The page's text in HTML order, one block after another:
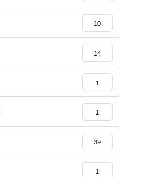
10
14
1
1
39
1